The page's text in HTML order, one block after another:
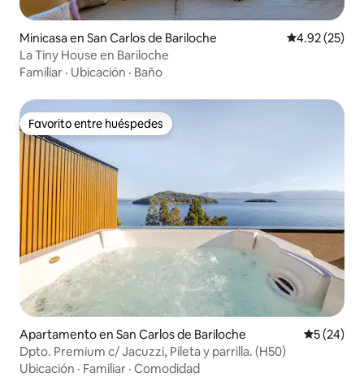
Minicasa en San Carlos de Bariloche Calificación
4.92 (25)
La Tiny House en Bariloche
Familiar · Ubicación · Baño
Favorito entre huéspedes
Favorito entre huéspedes
Apartamento en San Carlos de Bariloche
5 (24)
Dpto. Premium c/ Jacuzzi, Pileta y parrilla. (H50)
Ubicación · Familiar · Comodidad